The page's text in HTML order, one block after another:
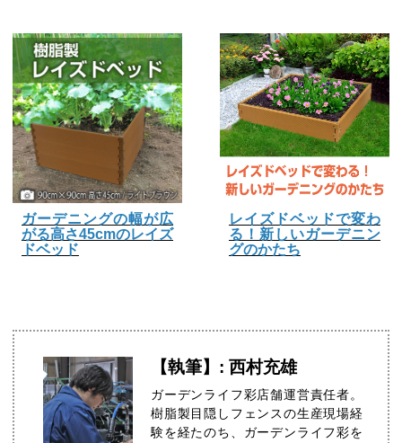
ガーデニングの幅が広
がる高さ45cmのレイズ
ドベッド
レイズドベッドで変わ
る！新しいガーデニン
グのかたち
【執筆】: 西村充雄
ガーデンライフ彩店舗運営責任者。
樹脂製目隠しフェンスの生産現場経
験を経たのち、ガーデンライフ彩を